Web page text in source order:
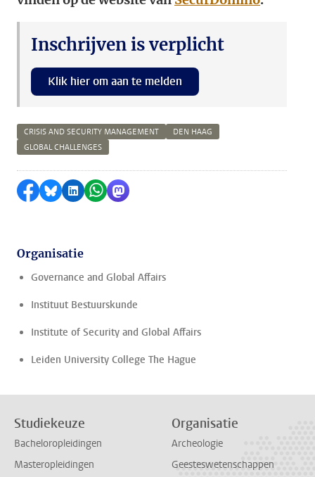
Inschrijven is verplicht
Klik hier om aan te melden
CRISIS AND SECURITY MANAGEMENT
DEN HAAG
GLOBAL CHALLENGES
Delen op Facebook
Delen via Bluesky
Delen op LinkedIn
Delen via WhatsApp
Delen via Mastodon
Organisatie
Governance and Global Affairs
Instituut Bestuurskunde
Institute of Security and Global Affairs
Leiden University College The Hague
Studiekeuze
Bacheloropleidingen
Masteropleidingen
Organisatie
Archeologie
Geesteswetenschappen